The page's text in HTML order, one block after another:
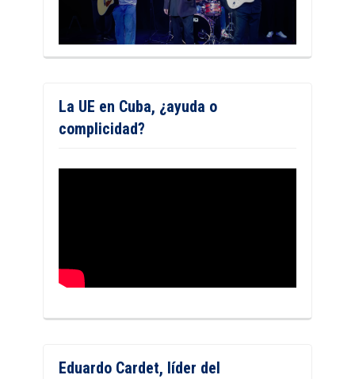
La UE en Cuba, ¿ayuda o
complicidad?
Eduardo Cardet, líder del